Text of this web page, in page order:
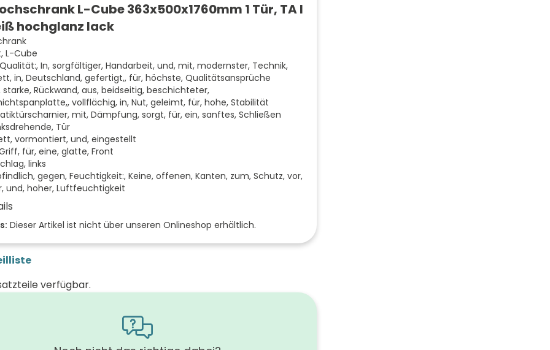
L-Cube 363x500x1760mm 1 Tür, TA l
hochglanz lack
L-Cube
Qualität:, In, sorgfältiger, Handarbeit, und, mit, modernster, Technik,
in, Deutschland, gefertigt,, für, höchste, Qualitätsansprüche
Rückwand, aus, beidseitig, beschichteter,
vollflächig, in, Nut, geleimt, für, hohe, Stabilität
mit, Dämpfung, sorgt, für, ein, sanftes, Schließen
Tür
vormontiert, und, eingestellt
für, eine, glatte, Front
links
gegen, Feuchtigkeit:, Keine, offenen, Kanten, zum, Schutz, vor,
und, hoher, Luftfeuchtigkeit
der Türen (Stück)
Front
Dieser Artikel ist nicht über unseren Onlineshop erhältlich.
verfügbar.